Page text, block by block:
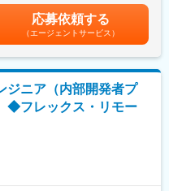
携し、最強の開発組織を作り上
第44条に基づき出向を命じる
Next.js
Code, Claude Code, Jira,
・所定時間外労働：有（時間外
固定時間外手当を支給、30時間
途時間外手当を支給）※管理監督
手当の支給対象外賃金はあくま
じて上下する可能性がありま
表記です。
応募依頼する
（エージェントサービス）
ジニア（内部開発者プ
◆フレックス・リモー